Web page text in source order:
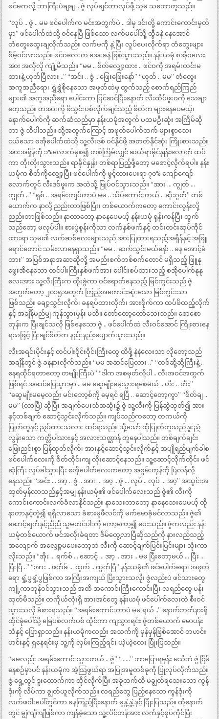
ဖင်မကလို့ ဘာကြီးပဲချချ .. ဇွဲ လုပ်ချင်တာလုပ်ဖို့ သူမ သဘောတူသည်။
“လုပ် .. ဇွဲ .. မမ ဖင်ပေါက်က မင်းအတွက်ပဲ .. ဒါမှ ဒင်းတို့ ကောင်းကောင်းမှတ်
မှာ” ဖင်ပေါက်ထဲသို့ ဝင်နေပြီ ဖြစ်သော လက်မပေါ်သို့ ထွီခနဲ နေအောင်
တံတွေးထွေးချလိုက်သည်။ လက်မကို နှဲ့ပြီး လှုပ်ပေးလိုက်ရာ တံတွေးများ
စိမ့်ဝင်လာသည်။ ဖင်ဝလေးက အေးခနဲ ဖြစ်သွားသည်။ နန်းယမုံ စအိုဝလေး
အား အလိုလို ကျုံ့မိသည်။ “မမ .. စိတ်လျှော့ထား .. ဖင်ဝကို အရမ်းတင်းမ
ထားနဲ့ ဟုတ်ပြီလား ..” “အင်း .. ဇွဲ .. ဖြေးဖြေးနော်” “ဟုတ် .. မမ” တံတွေး
အကူအညီရော၊ ရွှဲရွှဲစိုနေသော အဖုတ်ထဲမှ ထွက်သည့် စောက်ရည်ကြည်
များ၏ အကူအညီရော ပေါင်းကာ ပြင်ဆင်ပြီးနောက် လီးထိပ်ဖူးဝကို သေချာ
တေ့သည်။ တအားကို ဖိသွင်းပစ်လိုက်ချင်သည့် စိတ်က များနေပေမယ့်၊
နောက်ပေါက်ကို ဆက်ဆံသည်မှာ နန်းယမုံအတွက် ပထမဦးဆုံး အကြိမ်ဆို
တာ ဇွဲ သိပါသည်။ သို့အတွက်ကြောင့် အဖုတ်ပေါက်ထက် များစွာသေး
ငယ်သော စအိုပေါက်ထဲသို့ သူ့လီးဒစ် ဝင်နိုင်ဖို့ အတတ်နိုင်ဆုံး ကြိုးစားသည်။
အားအရှိန်ကို ၁%လောက်မှစ၍ တစ်ကြိမ်လျှင် ဆယ်ရာခိုင်နှုန်းလောက် ထပ်
ကာ တိုးတိုးသွားသည်။ ရာခိုင်နှုန်း တစ်ရာပြည့်ဖို့တော့ မစောင့်လိုက်ရပါ။ နန်း
ယမုံက စိတ်ကိုလျှော့ပြီး ဖင်ပေါက်ကို ဖွင့်ထားပေးရာ ၇၀% ကျော်ကျော်
လောက်တွင် လီးဒစ်ဖူးက အထဲသို့ မြုပ်ဝင်သွားသည်။ “အား … ကျွတ် …
ကျွတ် ..” “ရှစ် .. အရမ်းကျပ်တာပဲ မမ .. သိပ်ကောင်းတယ် .. ဆိုးဂွတ်” တစ်
ယောက်က နာလို့ ညည်းတာဖြစ်ပြီး၊ တစ်ယောက်ကတော့ ကောင်းလွန်းလို့
ညည်းတာဖြစ်သည်။ နာတာတော့ နာနေပေမယ့် နန်းယမုံ ရုန်းကန်ပြီး ထွက်
သည်တော့ မလုပ်ပါ။ စားပွဲစွန်းကိုသာ လက်နှစ်ဖက်နှင့် တင်းတင်းဆုပ်ကိုင်
ထားရာ သူမ၏ လက်ဆစ်လေးများသည် အားပြုထားရသည့်အရှိန်နှင့် အဖြူ
ရောင်တောင် သမ်းလာနေရှာသည်။ “မမ .. ဆက်သွင်းမယ်နော် .. ခန အောင့်ခံ
ထား” အပြစ်အနာအဆာဆိုလို့ အမည်းစက်တစ်စက်တောင် မရှိသည့် ဖြူနု
ဖွေးအိနေသော တင်ပါးကြီးနှစ်ဖက်အား ပေါင်းစပ်ထားသည့် စအိုပေါက်နုနု
လေးအား သူ့လီးကြီးက ထိုးခွဲကာ ဝင်ရောက်နေသည့် မြင်ကွင်းသည် ဇွဲ
အတွက်တော့ ၂၀၁၅အတွက် ကြည့်အကောင်းဆုံးသော မြင်ကွင်းသာ
ဖြစ်သည်။ ချော့သွင်းလိုက်၊ ခနရပ်ထားလိုက်၊ အားစိုက်ကာ ထပ်ဖိထည့်လိုက်
နှင့် အချိန်မည်မျှ ကုန်သွားမှန်း မသိ။ တော်တော့တော်သေးသည်။ စောစော
တုန်းက ပြီးချင်သလို ဖြစ်နေသော ဇွဲ .. ဖင်ပေါက်ထဲ လီးဝင်အောင် ကြိုးစားနေ
ရသဖြင့် ပြီးချင်စိတ်က နည်းနည်းပျောက်သွားသည်။
လီးအရင်းပိုင်းနှင့် တင်ပါးဝိုင်းဝိုင်းကြီးတွေ ထိဖို့ နဲနဲလေးသာ လိုတော့သည်
အချိန်တွင် ဇွဲ ခနနားလိုက်သည်။ “မမ အဆင်ပြေလား ..” “တစ်ဆို့ဆို့ကြီးနဲ့ ..
နေရထိုင်ရတာတော့ တမျိုးကြီးပဲ” “ဒါက အစမှတ်လို့ပါ .. လီးအဝင်အထွက်
ဖြစ်ရင် အဆင်ပြေသွားမှာ .. မမ ဆွေမျိုးမေ့သွားရစေမယ် .. ဟီး .. ဟီး”
“ဆွေမျိုးမမေ့လည်း မင်းဘော့စ်ကို မေ့ရင် ရပြီ .. ဆောင့်တော့ကွာ” “စိတ်ချ ..
မမ” (လာပြီ) ဆိုပြီး အချက်ပေးသံအဆုံး၌ ဇွဲ သူ့လီးကို ပြန်ဆွဲထုတ်၍ အား
နှင့်တစ်ချက် ဆောင့်သွင်းလိုက်သည်။ ကျပ်သည်ကတော့ တကယ်ကို
ပြုတ်တူနှင့် ညှပ်ထားသလား ထင်ရသည်။ သို့သော် ထိုပြုတ်တူသည် နူးညံ့
လွန်းသော ကတ္တီပါသားနှင့် အလားသဏ္ဌာန် တူနေပါသည်။ တစ်ချက်ချင်း
ဖြေးညင်းစွာ ပြန်ထုတ်လိုက်၊ အားနှင့်ဆောင့်သွင်းလိုက်နှင့် အပျိုရည်ပျက်ခါစ
ဖင်ပေါက်လေးကို စိတ်တိုင်းကျ လိုးဆောင့်နေသည်။ သူ့ဆောင့်လိုက်တိုင်း ဖင်
ဆုံကြီး လှုပ်ခါသွားပြီး စအိုပေါက်လေးကတော့ အစွမ်းကုန်ကို ပြဲလန်လို့
နေသည်။ “အင်း … အာ့ .. ဇွဲ .. အား … အာ့ .. ဇွဲ … လုပ် .. လုပ် … အာ့” အသွင်းအ
ထုတ်မှန်လာသည်နှင့်အမျှ နန်းယမုံ၏ ဖင်ပေါက်လေးသည် ဇွဲ၏ လီးကို
ကောင်းကောင်းလက်ခံလာနိုင်သည်။ နာသေးတာတော့ နာနေသေးပေမယ့် ထို
နာတာနှင့်တွဲ၍ ရရှိလာသော ခံစားမှုဖီလင်ကို မက်မောခုံမင်လာသည်။ ဇွဲ၏
ဆောင့်ချက်နှင့်ညီညီ သူမတင်ပါးကို ကော့ကော့၍ ပေးသည်။ ဇွဲကလည်း နန်း
ယမုံတစ်ယောက် ဖင်အလိုးခံရတာ ဇိမ်တွေ့လာပြီဆိုသည်ကို နားလည်သည့်
အလျောက် အလျှော့မပေးတော့ဘဲ လီးကို ဆောင့်ချက်ပြင်းပြင်းများ သုံးကာ
လိုးသည်။ “အိုး … ရက်စ် … ဆောင့် … အာ့ .. အား .. မမ ပြီးတော့မယ် … ပြီး …
ပြီးပြီ ..” “အား .. ဖက်ခ် … ထွက် .. ထွက်ပြီ” နန်းယမုံ၏ ဖင်ပေါက်ရော၊ အဖုတ်
ရော ရှုံ့ပွရှုံ့ပွဖြစ်ကာ အကြီးအကျယ် ပြီးသွားသလို၊ ဇွဲလည်းပဲ ဖင်သားတွေ
ကျုံ့ကာတုန်ဝင်သွားသည် အထိ အကောင်းကြီးကောင်းပြီး လရည်တွေ ပန်း
ထုတ်မိသည်။ တကိုယ်လုံးရှိ အားအင်တွေ နန်းယမုံ ဖင်ပေါက်လေးထဲ စီးဝင်
သွားသလို ခံစားရသည်။ “အရမ်းကောင်းတာပဲ မမ ရယ် ..” နောက်ဘက်နားရှိ
ထိုင်ခုံပေါ်သို့ ခြေပစ်လက်ပစ် ထိုင်ကာ ကျသွားရင်း ဇွဲတစ်ယောက် မောပန်း
သံနှင့် ပြောရှာသည်။ နန်းယမုံကလည်း အသက်ကို မှန်မှန်ဖြစ်အောင် တဟင်း
ဟင်းနှင့် ရှူနေရင်းမှ သူ့ကို လှမ်းကြည့်ရင်း ယဲ့ယဲ့လေး ပြုံးပြသည်။
“မမလည်း အရမ်းကောင်းသွားတယ် .. ဇွဲ” “……” ဘာပြောရမှန်း မသိဘဲ ဇွဲ ငြိမ်
နေစဉ်မှာပင် နန်းယမုံက အံ့သြဖွယ်ရာ အပြုအမူတစ်ခုကို ပြုလုပ်လိုက်သည်။
ဇွဲ ရှေ့တွင် ဒူးထောက်ကာ ထိုင်လိုက်ပြီး အခုထက်ထိ မချွတ်ရသေးသော ကွန်
ဒုံးကို လိပ်ကာ ချွတ်ယူလိုက်သည်။ လရည်တွေ ပြည့်နေသော ကွန်ဒုံးကို
လက်ဖဝါးပေါ်တွင်ကာ ခနကြည့်ပြီးနောက် မူနွဲ့နွဲ့နှင့် ပြုံးပြသည်။ ထို့နောက်
တွင် ချွဲကျိကျိဖြစ်ကာ ကျန်ခဲ့သော သူ့လိင်တန်အား လက်နှင့်စုပ်ကိုင်ပြီး